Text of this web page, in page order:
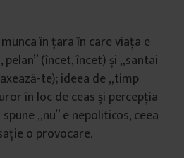
în țara în care viața e
(încet, încet) și „santai
te); ideea de „timp
în loc de ceas și percepția
„nu” e nepoliticos, ceea
o provocare.